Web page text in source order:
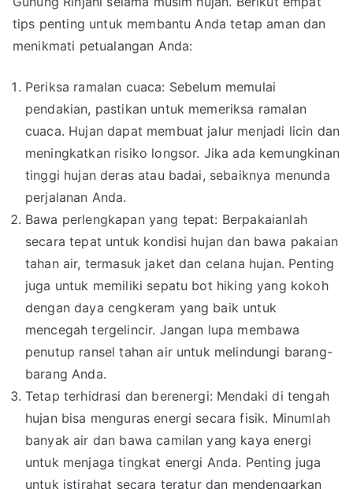
tips penting untuk membantu Anda tetap aman dan
menikmati petualangan Anda:
Periksa ramalan cuaca: Sebelum memulai
pendakian, pastikan untuk memeriksa ramalan
cuaca. Hujan dapat membuat jalur menjadi licin dan
meningkatkan risiko longsor. Jika ada kemungkinan
tinggi hujan deras atau badai, sebaiknya menunda
perjalanan Anda.
Bawa perlengkapan yang tepat: Berpakaianlah
secara tepat untuk kondisi hujan dan bawa pakaian
tahan air, termasuk jaket dan celana hujan. Penting
juga untuk memiliki sepatu bot hiking yang kokoh
dengan daya cengkeram yang baik untuk
mencegah tergelincir. Jangan lupa membawa
penutup ransel tahan air untuk melindungi barang-
barang Anda.
Tetap terhidrasi dan berenergi: Mendaki di tengah
hujan bisa menguras energi secara fisik. Minumlah
banyak air dan bawa camilan yang kaya energi
untuk menjaga tingkat energi Anda. Penting juga
untuk istirahat secara teratur dan mendengarkan